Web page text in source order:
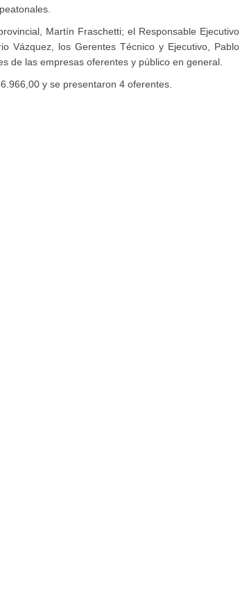
Martín Fraschetti; el Responsable Ejecutivo
Vázquez, los Gerentes Técnico y Ejecutivo, Pablo
de las empresas oferentes y público en general.
y se presentaron 4 oferentes.